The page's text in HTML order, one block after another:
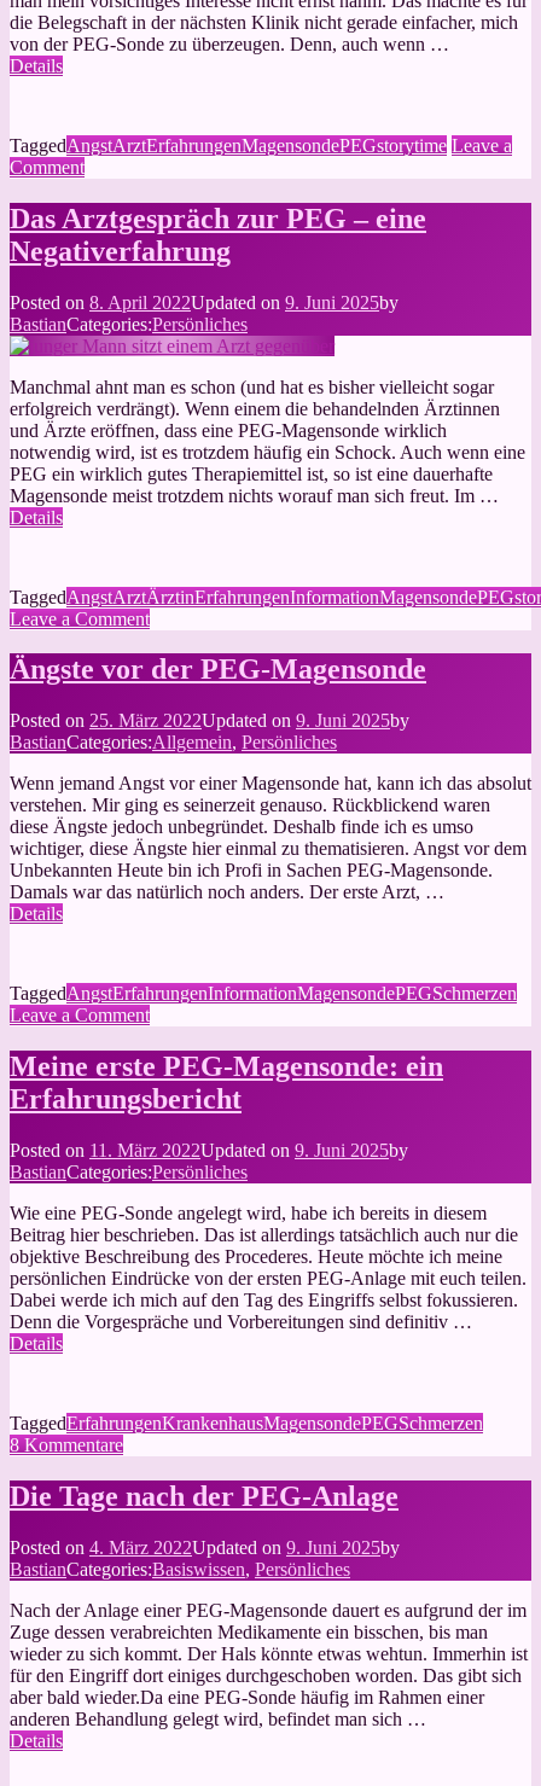
die Belegschaft in der nächsten Klinik nicht gerade einfacher, mich
von der PEG-Sonde zu überzeugen. Denn, auch wenn …
Details
TaggedAngstArztErfahrungenMagensondePEGstorytime Leave a
Commenton
Arztgespräch
zur
PEG
eine
positive
Erfahrung
Das Arztgespräch zur PEG – eine
Negativerfahrung
Posted on 8. April 2022Updated on 9. Juni 2025by
BastianCategories:Persönliches
Manchmal ahnt man es schon (und hat es bisher vielleicht sogar
erfolgreich verdrängt). Wenn einem die behandelnden Ärztinnen
und Ärzte eröffnen, dass eine PEG-Magensonde wirklich
notwendig wird, ist es trotzdem häufig ein Schock. Auch wenn eine
PEG ein wirklich gutes Therapiemittel ist, so ist eine dauerhafte
Magensonde meist trotzdem nichts worauf man sich freut. Im …
Details
TaggedAngstArztÄrztinErfahrungenInformationMagensondePEG
Leave a Commenton
Arztgespräch
zur
–
eine
Ängste vor der PEG-Magensonde
Posted on 25. März 2022Updated on 9. Juni 2025by
BastianCategories:Allgemein, Persönliches
Wenn jemand Angst vor einer Magensonde hat, kann ich das absolut
verstehen. Mir ging es seinerzeit genauso. Rückblickend waren
diese Ängste jedoch unbegründet. Deshalb finde ich es umso
wichtiger, diese Ängste hier einmal zu thematisieren. Angst vor dem
Unbekannten Heute bin ich Profi in Sachen PEG-Magensonde.
Damals war das natürlich noch anders. Der erste Arzt, …
Details
TaggedAngstErfahrungenInformationMagensondePEGSchmerzen
Leave a Commenton
vor
der
PEG-
Meine erste PEG-Magensonde: ein
Erfahrungsbericht
Posted on 11. März 2022Updated on 9. Juni 2025by
BastianCategories:Persönliches
Wie eine PEG-Sonde angelegt wird, habe ich bereits in diesem
Beitrag hier beschrieben. Das ist allerdings tatsächlich auch nur die
objektive Beschreibung des Procederes. Heute möchte ich meine
persönlichen Eindrücke von der ersten PEG-Anlage mit euch teilen.
Dabei werde ich mich auf den Tag des Eingriffs selbst fokussieren.
Denn die Vorgespräche und Vorbereitungen sind definitiv …
Details
TaggedErfahrungenKrankenhausMagensondePEGSchmerzen
8 Kommentarezu
erste
PEG-
ein
Erfahrungsbericht
Die Tage nach der PEG-Anlage
Posted on 4. März 2022Updated on 9. Juni 2025by
BastianCategories:Basiswissen, Persönliches
Nach der Anlage einer PEG-Magensonde dauert es aufgrund der im
Zuge dessen verabreichten Medikamente ein bisschen, bis man
wieder zu sich kommt. Der Hals könnte etwas wehtun. Immerhin ist
für den Eingriff dort einiges durchgeschoben worden. Das gibt sich
aber bald wieder.Da eine PEG-Sonde häufig im Rahmen einer
anderen Behandlung gelegt wird, befindet man sich …
Details